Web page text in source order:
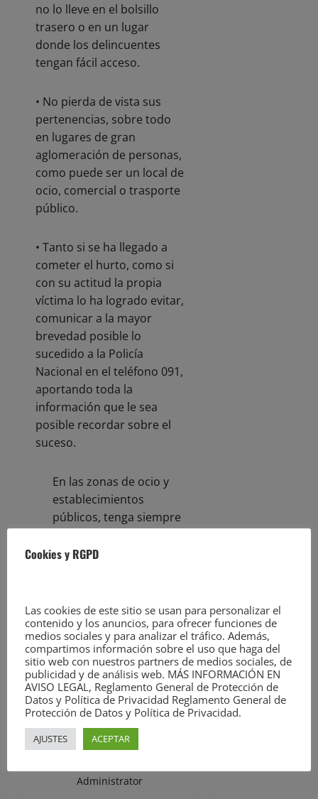
no lo lleve en el bolsillo
trasero o en un lugar
donde los delincuentes
tengan fácil acceso.
• No pierda de vista sus
pertenencias, sobre todo
en lugares de gran
aglomeración de personas,
como puede ser un local de
ocio, comercial o trasporte
público.
• Tanto si se ha llegado a
cometer el hurto, como si
con su actitud la propia
víctima lo ha logrado evitar,
comunicar a la mayor
brevedad posible lo
sucedido a la Policía
Nacional en el teléfono 091,
aportando toda la
información que le sea
posible recordar sobre el
suceso.
En las zonas de ocio y
establecimientos
públicos, tenga siempre
pertenencias ( bolsos ,
ACERCA DEL AUTOR
David Laguillo
Administrator
Cookies y RGPD
Las cookies de este sitio se usan para personalizar el
contenido y los anuncios, para ofrecer funciones de
medios sociales y para analizar el tráfico. Además,
compartimos información sobre el uso que haga del
sitio web con nuestros partners de medios sociales, de
publicidad y de análisis web. MÁS INFORMACIÓN EN
AVISO LEGAL, Reglamento General de Protección de
Datos y Política de Privacidad Reglamento General de
Protección de Datos y Política de Privacidad.
AJUSTES ACEPTAR